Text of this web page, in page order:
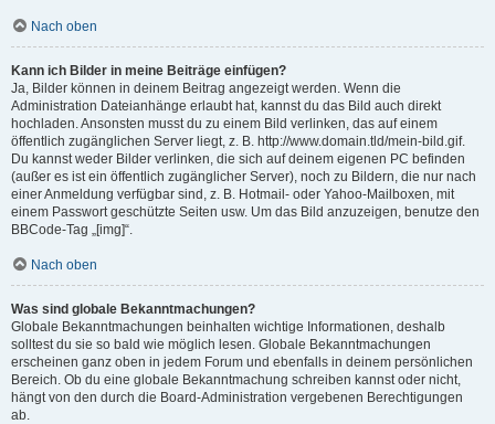
Nach oben
Kann ich Bilder in meine Beiträge einfügen?
Ja, Bilder können in deinem Beitrag angezeigt werden. Wenn die
Administration Dateianhänge erlaubt hat, kannst du das Bild auch direkt
hochladen. Ansonsten musst du zu einem Bild verlinken, das auf einem
öffentlich zugänglichen Server liegt, z. B. http://www.domain.tld/mein-bild.gif.
Du kannst weder Bilder verlinken, die sich auf deinem eigenen PC befinden
(außer es ist ein öffentlich zugänglicher Server), noch zu Bildern, die nur nach
einer Anmeldung verfügbar sind, z. B. Hotmail- oder Yahoo-Mailboxen, mit
einem Passwort geschützte Seiten usw. Um das Bild anzuzeigen, benutze den
BBCode-Tag „[img]“.
Nach oben
Was sind globale Bekanntmachungen?
Globale Bekanntmachungen beinhalten wichtige Informationen, deshalb
solltest du sie so bald wie möglich lesen. Globale Bekanntmachungen
erscheinen ganz oben in jedem Forum und ebenfalls in deinem persönlichen
Bereich. Ob du eine globale Bekanntmachung schreiben kannst oder nicht,
hängt von den durch die Board-Administration vergebenen Berechtigungen
ab.